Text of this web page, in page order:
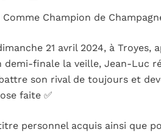
Comme Champion de
21 avril 2024, à Troyes,
demi-finale la veille, Jean-Luc
son rival de toujours et
faite ✅
personnel acquis ainsi que